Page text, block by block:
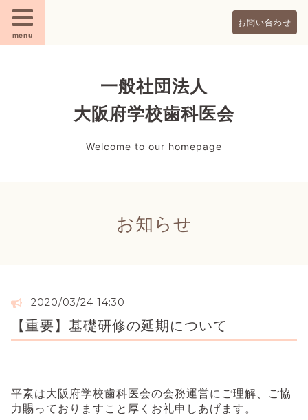
menu
お問い合わせ
一般社団法人
大阪府学校歯科医会
Welcome to our homepage
お知らせ
2020/03/24 14:30
【重要】基礎研修の延期について
平素は大阪府学校歯科医会の会務運営にご理解、ご協
力賜っておりますこと厚くお礼申しあげます。